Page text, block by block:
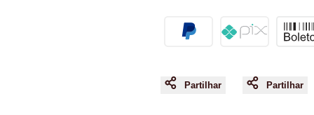
Partilhar Partilhar